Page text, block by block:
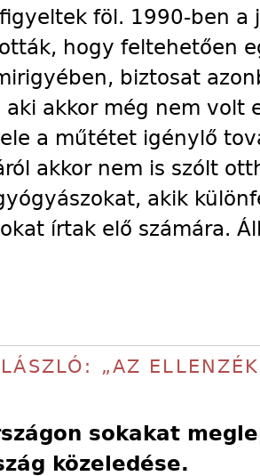
föl. 1990-ben a
hogy feltehetően
biztosat
aki akkor még nem volt
a műtétet igénylő
akkor nem is szólt
akik
írtak elő számára.
„AZ
sokakat
közeledése.